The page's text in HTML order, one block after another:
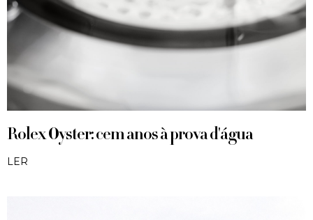
Rolex Oyster: cem anos à prova d'água
LER